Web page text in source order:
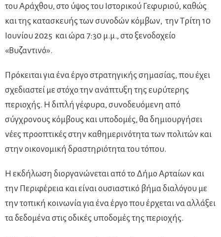
του Αράχθου, στο ύψος του Ιστορικού Γεφυριού, καθώς
και της κατασκευής των συνοδών κόμβων, την Τρίτη 10
Ιουνίου 2025 και ώρα 7:30 μ.μ., στο ξενοδοχείο
«Βυζαντινό».
Πρόκειται για ένα έργο στρατηγικής σημασίας, που έχει
σχεδιαστεί με στόχο την ανάπτυξη της ευρύτερης
περιοχής. Η διπλή γέφυρα, συνοδευόμενη από
σύγχρονους κόμβους και υποδομές, θα δημιουργήσει
νέες προοπτικές στην καθημερινότητα των πολιτών και
στην οικονομική δραστηριότητα του τόπου.
Η εκδήλωση διοργανώνεται από το Δήμο Αρταίων και
την Περιφέρεια και είναι ουσιαστικό βήμα διαλόγου με
την τοπική κοινωνία για ένα έργο που έρχεται να αλλάξει
τα δεδομένα στις οδικές υποδομές της περιοχής.